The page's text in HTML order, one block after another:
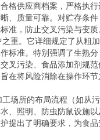
格供应商档案，严格执行
、质量可靠。对贮存条件
准，防止交叉污染与变
重。它详细规定了从粗加
标准。特别强调了生熟分
叉污染、食品添加剂规范
在将风险消除在操作环节
工场所的布局流程（如从
、照明、防虫防鼠设施以
提出了明确要求，为食品